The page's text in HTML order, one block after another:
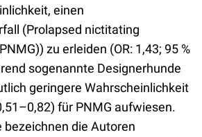
einen
(Prolapsed nictitating
zu erleiden (OR: 1,43; 95 %
sogenannte Designerhunde
geringere Wahrscheinlichkeit
für PNMG aufwiesen.
bezeichnen die Autoren